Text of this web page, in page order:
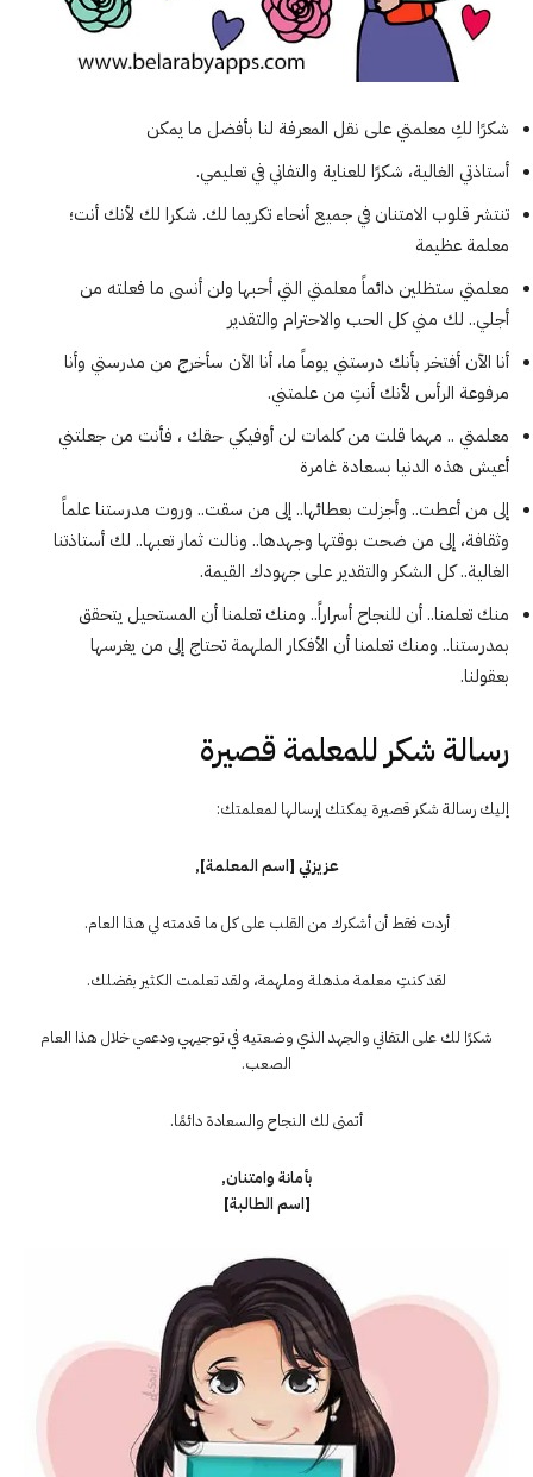
شكرًا لكِ معلمتي على نقل المعرفة لنا بأفضل ما يمكن
أستاذتي الغالية، شكرًا للعناية والتفاني في تعليمي.
تنتشر قلوب الامتنان في جميع أنحاء تكريما لك. شكرا لك لأنك أنت؛
معلمة عظيمة
معلمتي ستظلين دائماً معلمتي التي أحبها ولن أنسى ما فعلته من
أجلي.. لك مني كل الحب والاحترام والتقدير
أنا الآن أفتخر بأنك درستني يوماً ما، أنا الآن سأخرج من مدرستي وأنا
مرفوعة الرأس لأنك أنتِ من علمتني.
معلمتي .. مهما قلت من كلمات لن أوفيكي حقك ، فأنت من جعلتني
أعيش هذه الدنيا بسعادة غامرة
إلى من أعطت.. وأجزلت بعطائها.. إلى من سقت.. وروت مدرستنا علماً
وثقافة، إلى من ضحت بوقتها وجهدها.. ونالت ثمار تعبها.. لك أستاذتنا
الغالية.. كل الشكر والتقدير على جهودك القيمة.
منك تعلمنا.. أن للنجاح أسراراً.. ومنك تعلمنا أن المستحيل يتحقق
بمدرستنا.. ومنك تعلمنا أن الأفكار الملهمة تحتاج إلى من يغرسها
بعقولنا.
رسالة شكر للمعلمة قصيرة
إليك رسالة شكر قصيرة يمكنك إرسالها لمعلمتك:
عزيزتي [اسم المعلمة],
أردت فقط أن أشكرك من القلب على كل ما قدمته لي هذا العام.
لقد كنتِ معلمة مذهلة وملهمة، ولقد تعلمت الكثير بفضلك.
شكرًا لك على التفاني والجهد الذي وضعتيه في توجيهي ودعمي خلال هذا العام
الصعب.
أتمنى لك النجاح والسعادة دائمًا.
بأمانة وامتنان,
[اسم الطالبة]